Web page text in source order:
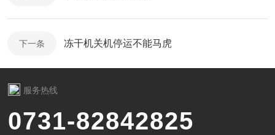
下一条 冻干机关机停运不能马虎
服务热线
0731-82842825